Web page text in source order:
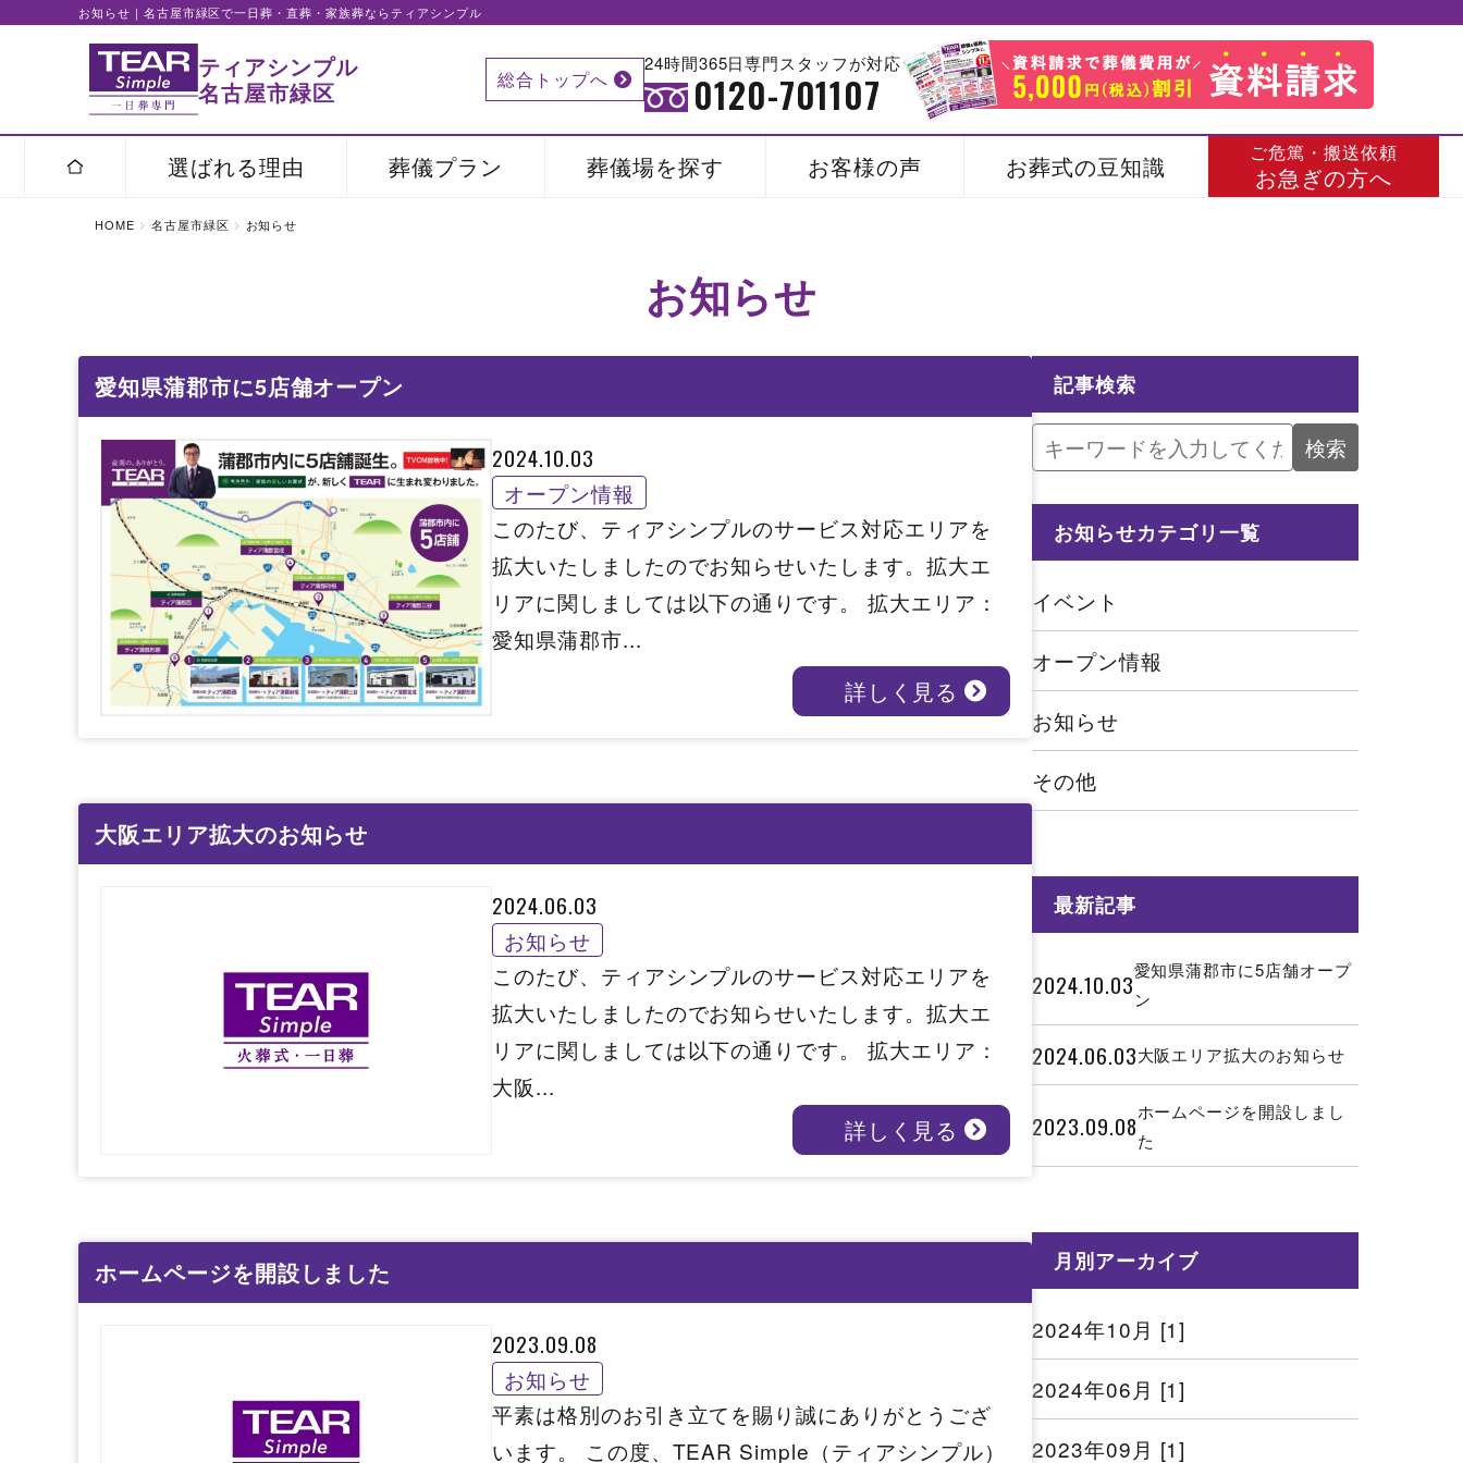
お知らせ｜名古屋市緑区で一日葬・直葬・家族葬ならティアシンプル
ティアシンプル
名古屋市緑区
総合トップへ
24時間365日専門スタッフが対応
0120-701107
選ばれる理由 葬儀プラン 葬儀場を探す お客様の声 お葬式の豆知識 ご危篤・搬送依頼
お急ぎの方へ
HOME 名古屋市緑区 お知らせ
お知らせ
愛知県蒲郡市に5店舗オープン
2024.10.03
オープン情報
このたび、ティアシンプルのサービス対応エリアを
拡大いたしましたのでお知らせいたします。拡大エ
リアに関しましては以下の通りです。 拡大エリア：
愛知県蒲郡市...
詳しく見る
大阪エリア拡大のお知らせ
2024.06.03
お知らせ
このたび、ティアシンプルのサービス対応エリアを
拡大いたしましたのでお知らせいたします。拡大エ
リアに関しましては以下の通りです。 拡大エリア：
大阪...
詳しく見る
ホームページを開設しました
2023.09.08
お知らせ
平素は格別のお引き立てを賜り誠にありがとうござ
います。 この度、TEAR Simple（ティアシンプル）
記事検索
検索
お知らせカテゴリ一覧
イベント
オープン情報
お知らせ
その他
最新記事
2024.10.03愛知県蒲郡市に5店舗オープ
ン
2024.06.03大阪エリア拡大のお知らせ
2023.09.08ホームページを開設しまし
た
月別アーカイブ
2024年10月 [1]
2024年06月 [1]
2023年09月 [1]